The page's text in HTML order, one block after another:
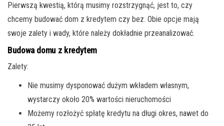
Pierwszą kwestią, którą musimy rozstrzygnąć, jest to, czy
chcemy budować dom z kredytem czy bez. Obie opcje mają
swoje zalety i wady, które należy dokładnie przeanalizować.
Budowa domu z kredytem
Zalety:
Nie musimy dysponować dużym wkładem własnym,
wystarczy około 20% wartości nieruchomości
Możemy rozłożyć spłatę kredytu na długi okres, nawet do